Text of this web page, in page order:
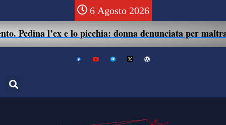
6 Agosto 2026
e lo picchia: donna denunciata per maltrattamenti e